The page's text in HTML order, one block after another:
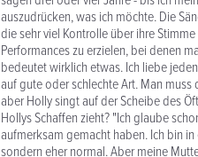
auszudrücken, was ich möchte. Die
die sehr viel Kontrolle über ihre
Performances zu erzielen, bei denen
bedeutet wirklich etwas. Ich liebe
auf gute oder schlechte Art. Man
aber Holly singt auf der Scheibe des
Hollys Schaffen zieht? "Ich glaube
aufmerksam gemacht haben. Ich bin
sondern eher normal. Aber meine